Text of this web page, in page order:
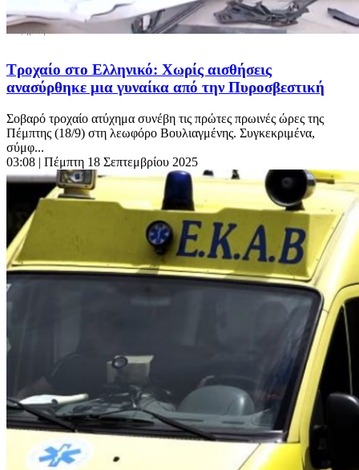
Τροχαίο στο Ελληνικό: Χωρίς αισθήσεις
ανασύρθηκε μια γυναίκα από την Πυροσβεστική
Σοβαρό τροχαίο ατύχημα συνέβη τις πρώτες πρωινές ώρες της
Πέμπτης (18/9) στη λεωφόρο Βουλιαγμένης. Συγκεκριμένα,
σύμφ...
03:08 | Πέμπτη 18 Σεπτεμβρίου 2025